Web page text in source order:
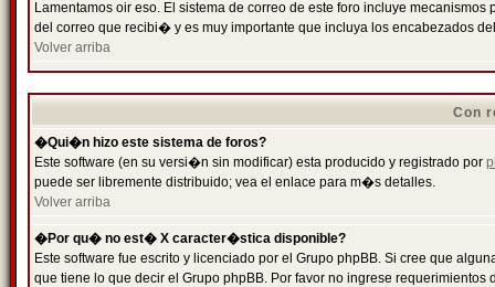
Lamentamos oir eso. El sistema de correo de este foro incluye
del correo que recibi� y es muy importante que incluya los encabezados
Volver arriba
Con
�Qui�n hizo este sistema de foros?
Este software (en su versi�n sin modificar) esta producido y registrado por
puede ser libremente distribuido; vea el enlace para m�s detalles.
Volver arriba
�Por qu� no est� X caracter�stica disponible?
Este software fue escrito y licenciado por el Grupo phpBB. Si cree que
que tiene lo que decir el Grupo phpBB. Por favor no ingrese